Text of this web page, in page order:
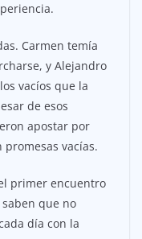
Carmen temía
y Alejandro
vacíos que la
de esos
apostar por
vacías.
primer encuentro
que no
día con la